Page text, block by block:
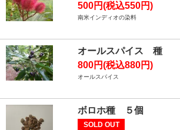
500円(税込550円)
南米インディオの染料
オールスパイス 種
800円(税込880円)
オールスパイス
ボロホ種 ５個
SOLD OUT